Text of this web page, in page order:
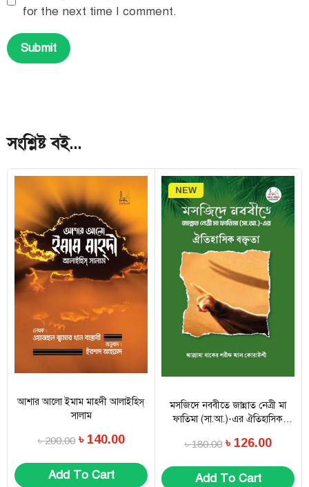
for the next time I comment.
সংশ্লিষ্ট বই...
আশার আলো ইমাম মাহ্দী আলাইহিস্
সালাম
৳200.00 ৳ 140.00
Add To Cart
NEW
মসজিদে নববীতে জান্নাত নেত্রী মা
ফাতিমা (সা.আ.)-এর ঐতিহাসিক
৳180.00 ৳ 126.00
Add To Cart